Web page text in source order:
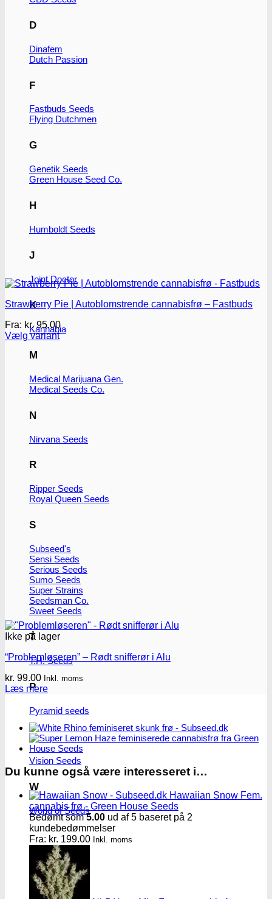
D
Dinafem
Dutch Passion
F
Fastbuds Seeds
Flying Dutchmen
G
Genetik Seeds
Green House Seed Co.
H
Humboldt Seeds
J
Joint Doctor
K
Kannabia
M
Medical Marijuana Gen.
Medical Seeds Co.
N
Nirvana Seeds
R
Ripper Seeds
Royal Queen Seeds
S
Subseed's
Sensi Seeds
Serious Seeds
Sumo Seeds
Super Strains
Seedsman Co.
Sweet Seeds
T
T.H. Seeds
P
Pyramid seeds
V
Vision Seeds
W
World of Seeds
varianter.
Mulighederne
vælges
Strawberry Pie | Autoblomstrende cannabisfrø – Fastbuds
Fra: kr.95.00
Vælg variant
varianter.
varesiden
Ikke på lager
“Problemløseren” – Rødt snifferør i Alu
kr. 99.00 Inkl. moms
Læs mere
Du kunne også være interesseret i…
Hawaiian Snow Fem.
cannabis frø - Green House Seeds
Bedømt som5.00 ud af 5 baseret på 2
kundebedømmelser
Fra: kr. 199.00 Inkl. moms